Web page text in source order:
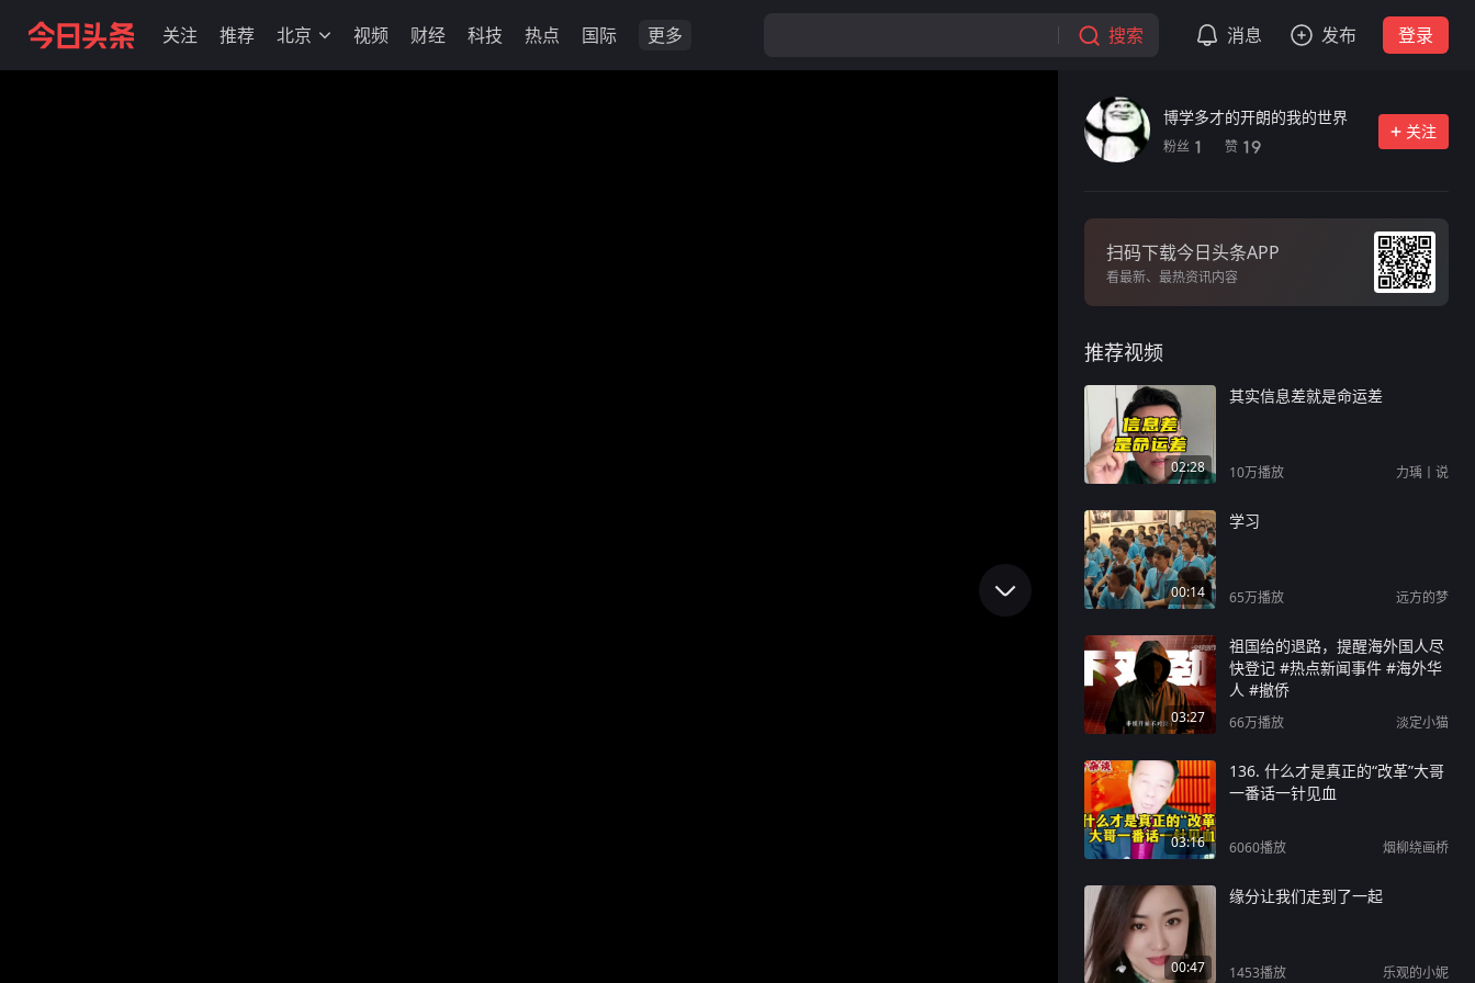
关注 推荐 北京 视频 财经 科技 热点 国际 更多 搜索 消息 发布 登录
博学多才的开朗的我的世界
粉丝 1 赞 19
关注
扫码下载今日头条APP
看最新、最热资讯内容
推荐视频
02:28
其实信息差就是命运差
10万播放 力瑀丨说
00:14
学习
65万播放 远方的梦
03:27
祖国给的退路，提醒海外国人尽
快登记 #热点新闻事件 #海外华
人 #撤侨
66万播放 淡定小猫
03:16
136. 什么才是真正的“改革”大哥
一番话一针见血
6060播放 烟柳绕画桥
00:47
缘分让我们走到了一起
1453播放 乐观的小妮